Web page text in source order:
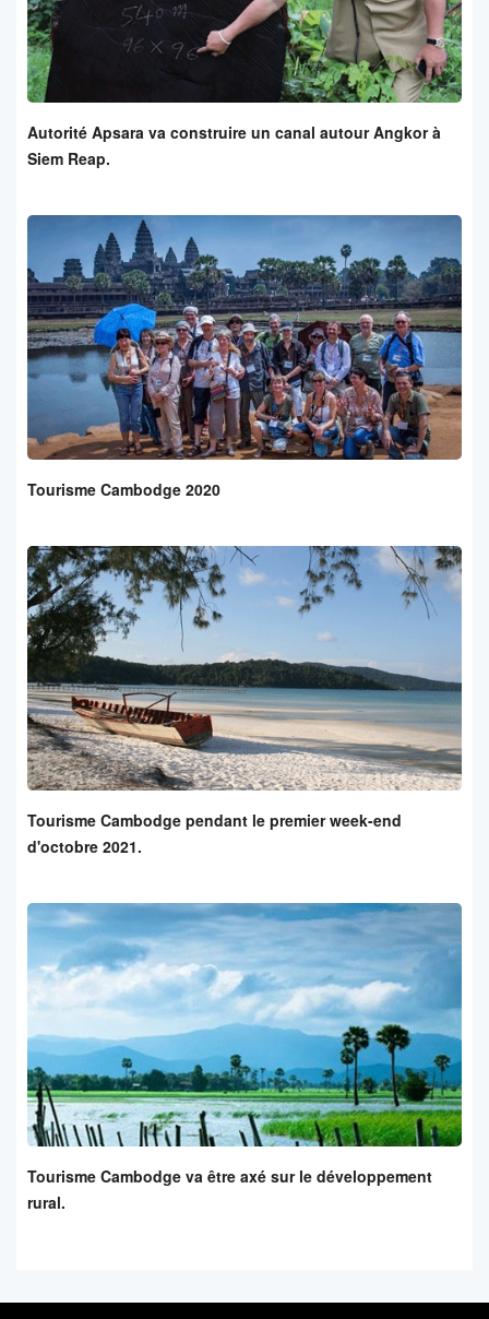
Autorité Apsara va construire un canal autour Angkor à
Siem Reap.
Tourisme Cambodge 2020
Tourisme Cambodge pendant le premier week-end
d'octobre 2021.
Tourisme Cambodge va être axé sur le développement
rural.